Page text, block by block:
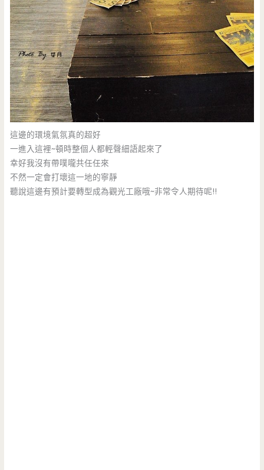
這邊的環境氣氛真的超好
一進入這裡~頓時整個人都輕聲細語起來了
幸好我沒有帶噗嚨共任任來
不然一定會打壞這一地的寧靜
聽說這邊有預計要轉型成為觀光工廠哦~非常令人期待呢!!